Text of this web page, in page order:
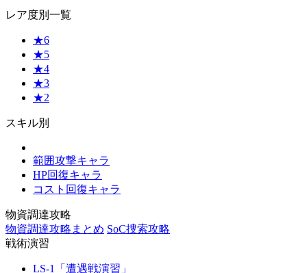
レア度別一覧
★6
★5
★4
★3
★2
スキル別
範囲攻撃キャラ
HP回復キャラ
コスト回復キャラ
物資調達攻略
物資調達攻略まとめ SoC捜索攻略
戦術演習
LS-1「遭遇戦演習」